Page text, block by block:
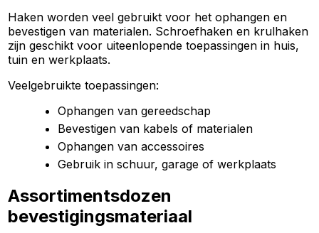
Haken worden veel gebruikt voor het ophangen en
bevestigen van materialen. Schroefhaken en krulhaken
zijn geschikt voor uiteenlopende toepassingen in huis,
tuin en werkplaats.
Veelgebruikte toepassingen:
Ophangen van gereedschap
Bevestigen van kabels of materialen
Ophangen van accessoires
Gebruik in schuur, garage of werkplaats
Assortimentsdozen
bevestigingsmateriaal